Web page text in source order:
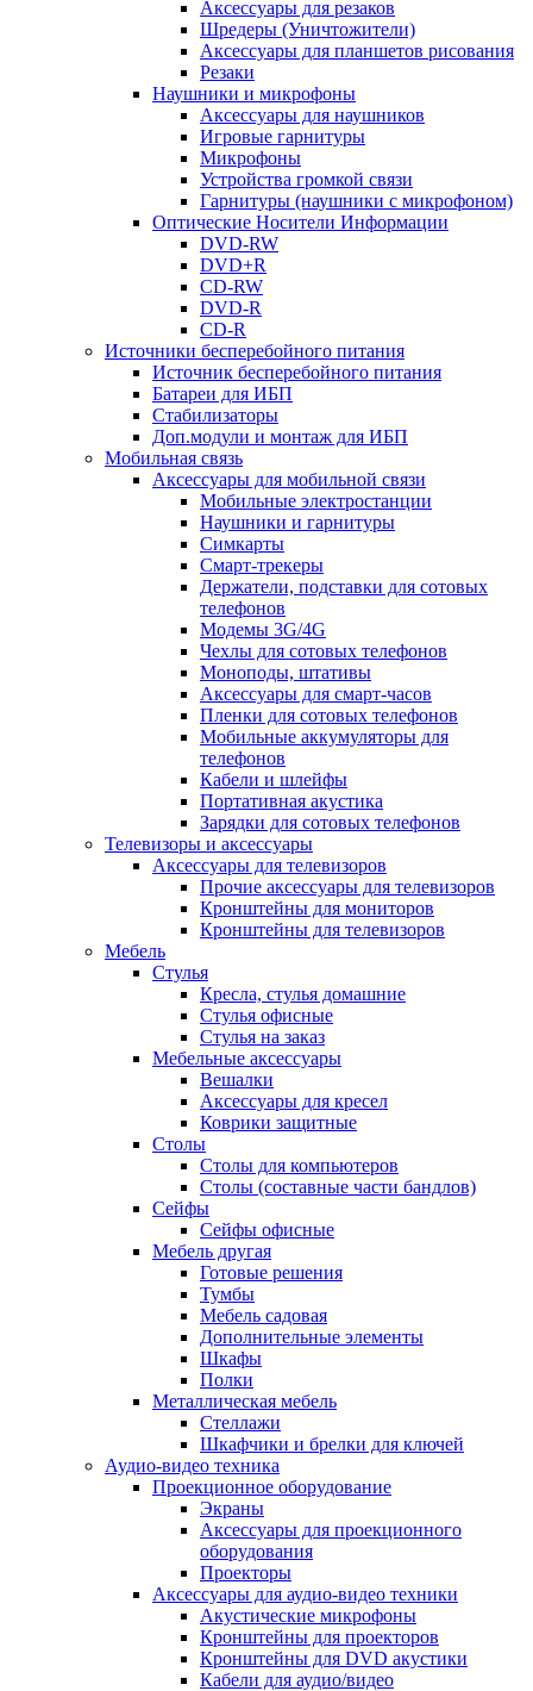
Аксессуары для резаков
Шредеры (Уничтожители)
Аксессуары для планшетов рисования
Резаки
Наушники и микрофоны
Аксессуары для наушников
Игровые гарнитуры
Микрофоны
Устройства громкой связи
Гарнитуры (наушники с микрофоном)
Оптические Носители Информации
DVD-RW
DVD+R
CD-RW
DVD-R
CD-R
Источники бесперебойного питания
Источник бесперебойного питания
Батареи для ИБП
Стабилизаторы
Доп.модули и монтаж для ИБП
Мобильная связь
Аксессуары для мобильной связи
Мобильные электростанции
Наушники и гарнитуры
Симкарты
Смарт-трекеры
Держатели, подставки для сотовых
телефонов
Модемы 3G/4G
Чехлы для сотовых телефонов
Моноподы, штативы
Аксессуары для смарт-часов
Пленки для сотовых телефонов
Мобильные аккумуляторы для
телефонов
Кабели и шлейфы
Портативная акустика
Зарядки для сотовых телефонов
Телевизоры и аксессуары
Аксессуары для телевизоров
Прочие аксессуары для телевизоров
Кронштейны для мониторов
Кронштейны для телевизоров
Мебель
Стулья
Кресла, стулья домашние
Стулья офисные
Стулья на заказ
Мебельные аксессуары
Вешалки
Аксессуары для кресел
Коврики защитные
Столы
Столы для компьютеров
Столы (составные части бандлов)
Сейфы
Сейфы офисные
Мебель другая
Готовые решения
Тумбы
Мебель садовая
Дополнительные элементы
Шкафы
Полки
Металлическая мебель
Стеллажи
Шкафчики и брелки для ключей
Аудио-видео техника
Проекционное оборудование
Экраны
Аксессуары для проекционного
оборудования
Проекторы
Аксессуары для аудио-видео техники
Акустические микрофоны
Кронштейны для проекторов
Кронштейны для DVD акустики
Кабели для аудио/видео